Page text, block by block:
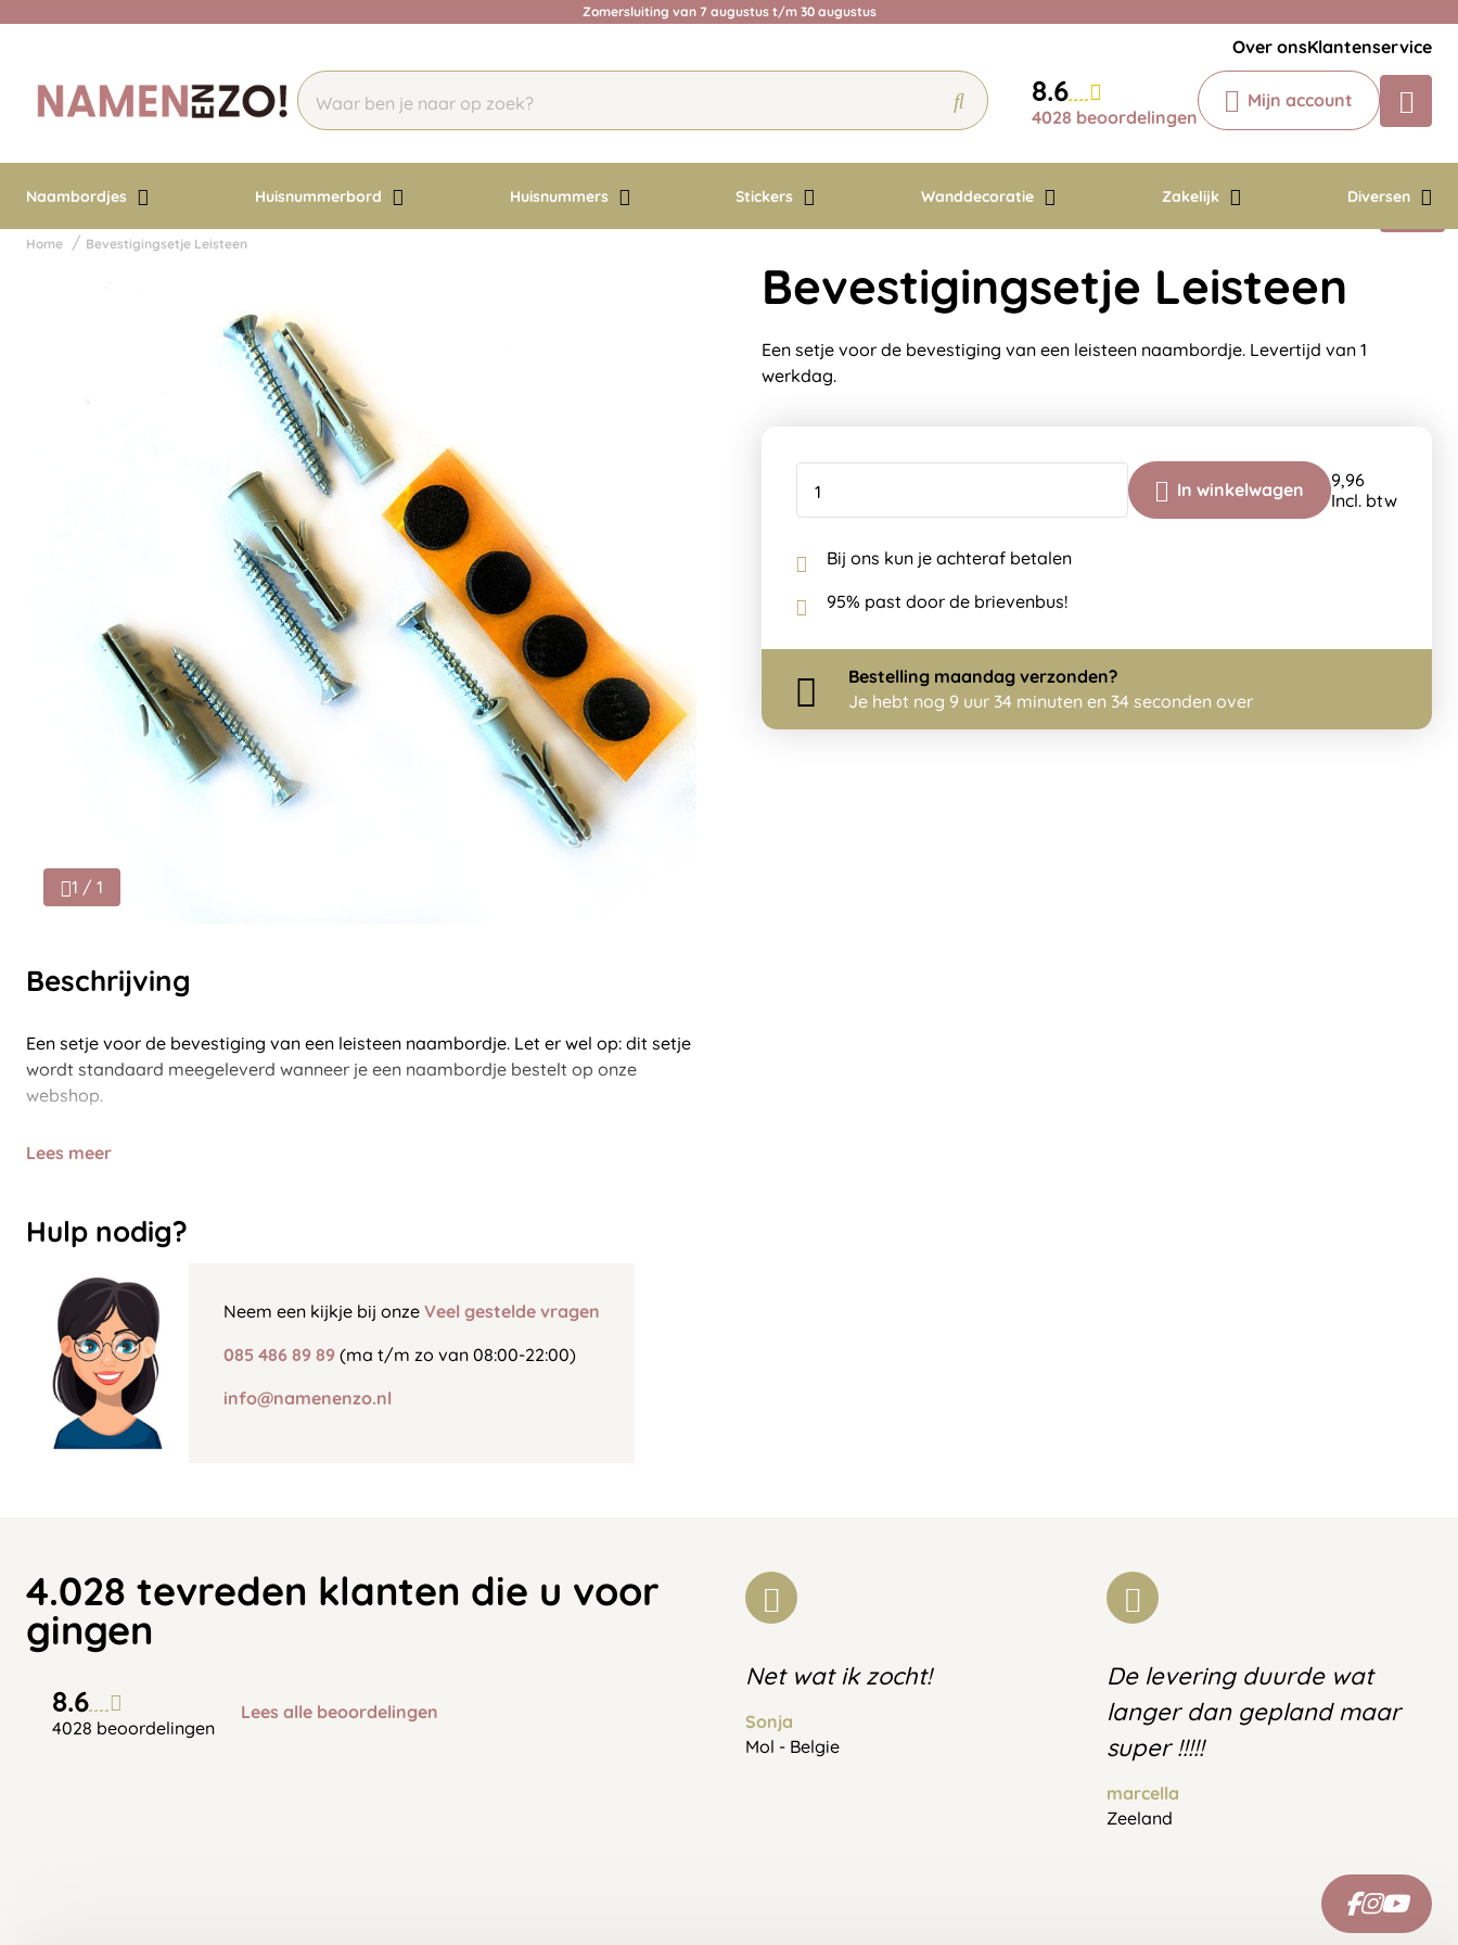
Zomersluiting van 7 augustus t/m 30 augustus
Over onsKlantenservice
8.6
4028 beoordelingen
Mijn account
Naambordjes Huisnummerbord Huisnummers Stickers Wanddecoratie Zakelijk Diversen
Chatbot
Chat 24/7 met onze chatbot voor
Contact
Home Bevestigingsetje Leisteen
1 / 1
Beschrijving
Een setje voor de bevestiging van een leisteen naambordje. Let er wel op: dit setje
wordt standaard meegeleverd wanneer je een naambordje bestelt op onze
webshop.
Lees meer
Hulp nodig?
Neem een kijkje bij onze Veel gestelde vragen
085 486 89 89 (ma t/m zo van 08:00-22:00)
info@namenenzo.nl
Bevestigingsetje Leisteen
Een setje voor de bevestiging van een leisteen naambordje. Levertijd van 1
werkdag.
In winkelwagen
9,96
Incl. btw
Bij ons kun je achteraf betalen
95% past door de brievenbus!
Bestelling maandag verzonden?
Je hebt nog 9 uur 34 minuten en 33 seconden over
4.028 tevreden klanten die u voor
gingen
8.6
4028 beoordelingen
Lees alle beoordelingen
Net wat ik zocht!
Sonja
Mol - Belgie
De levering duurde wat
langer dan gepland maar
super !!!!!
marcella
Zeeland